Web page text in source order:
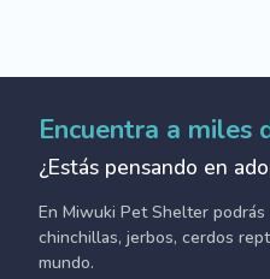
Encuentra a miles
¿Estás pensando en
En Miwuki Pet Shelter
chinchillas, jerbos, cerdos
mundo.